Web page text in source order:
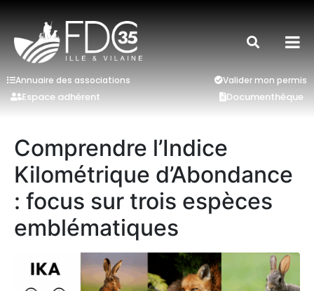
Annuaire des associations Valider mon permis
Espace adhérent Documenthèque
Comprendre l’Indice
Kilométrique d’Abondance
: focus sur trois espèces
emblématiques